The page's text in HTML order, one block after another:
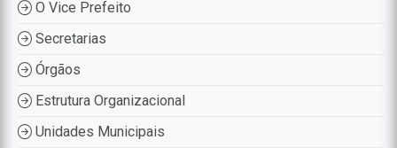
O Vice Prefeito
Secretarias
Órgãos
Estrutura Organizacional
Unidades Municipais